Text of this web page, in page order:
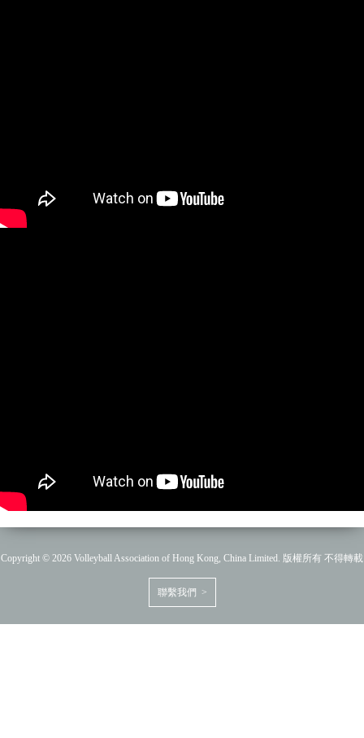
Copyright © 2026 Volleyball Association of Hong Kong, China Limited. 版權所有 不得轉載
聯繫我們 >